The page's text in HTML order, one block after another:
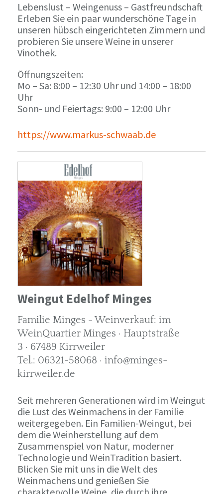
Lebenslust – Weingenuss – Gastfreundschaft
Erleben Sie ein paar wunderschöne Tage in
unseren hübsch eingerichteten Zimmern und
probieren Sie unsere Weine in unserer
Vinothek.
Öffnungszeiten:
Mo – Sa: 8:00 – 12:30 Uhr und 14:00 – 18:00
Uhr
Sonn- und Feiertags: 9:00 – 12:00 Uhr
https://www.markus-schwaab.de
Weingut Edelhof Minges
Familie Minges - Weinverkauf: im
WeinQuartier Minges · Hauptstraße
3 · 67489 Kirrweiler
Tel.: 06321-58068 · info@minges-
kirrweiler.de
Seit mehreren Generationen wird im Weingut
die Lust des Weinmachens in der Familie
weitergegeben. Ein Familien-Weingut, bei
dem die Weinherstellung auf dem
Zusammenspiel von Natur, moderner
Technologie und WeinTradition basiert.
Blicken Sie mit uns in die Welt des
Weinmachens und genießen Sie